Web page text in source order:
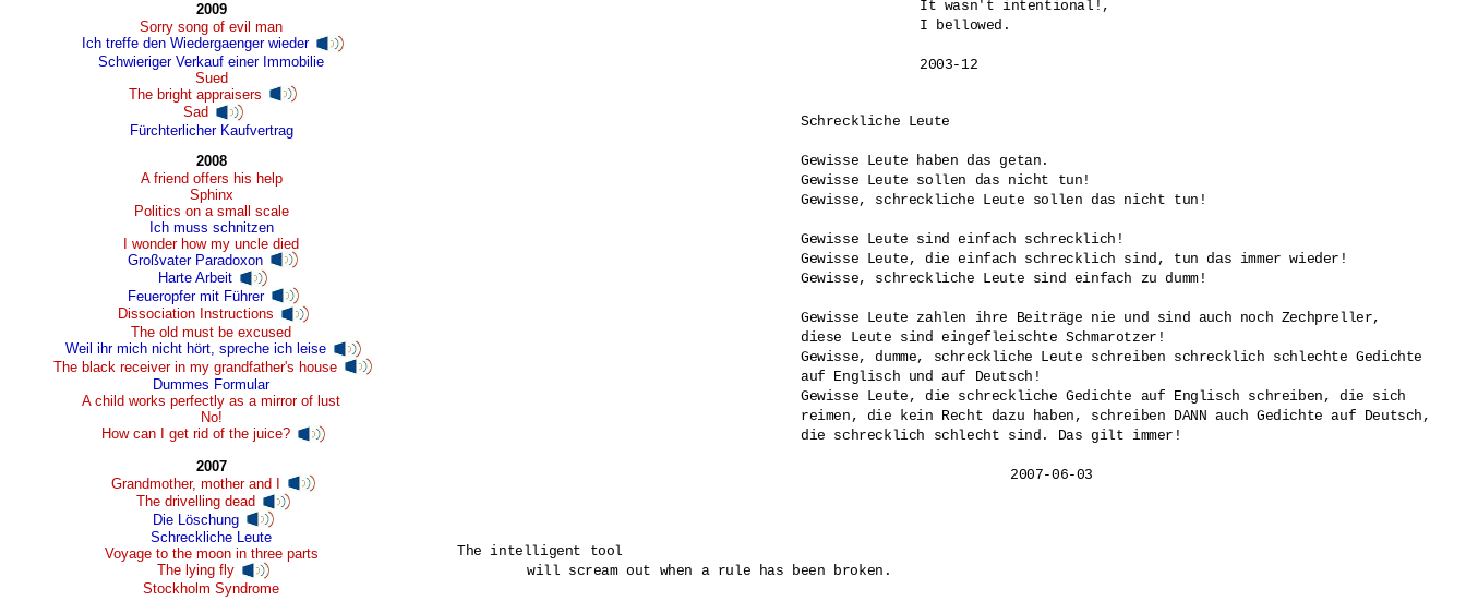
2009
Sorry song of evil man
Ich treffe den Wiedergaenger wieder
Schwieriger Verkauf einer Immobilie
Sued
The bright appraisers
Sad
Fürchterlicher Kaufvertrag
2008
A friend offers his help
Sphinx
Politics on a small scale
Ich muss schnitzen
I wonder how my uncle died
Großvater Paradoxon
Harte Arbeit
Feueropfer mit Führer
Dissociation Instructions
The old must be excused
Weil ihr mich nicht hört, spreche ich leise
The black receiver in my grandfather's house
Dummes Formular
A child works perfectly as a mirror of lust
No!
How can I get rid of the juice?
2007
Grandmother, mother and I
The drivelling dead
Die Löschung
Schreckliche Leute
Voyage to the moon in three parts
The lying fly
Stockholm Syndrome
It wasn't intentional!,
I bellowed.
2003-12
Schreckliche Leute
Gewisse Leute haben das getan.
Gewisse Leute sollen das nicht tun!
Gewisse, schreckliche Leute sollen das nicht tun!
Gewisse Leute sind einfach schrecklich!
Gewisse Leute, die einfach schrecklich sind, tun das immer wieder!
Gewisse, schreckliche Leute sind einfach zu dumm!
Gewisse Leute zahlen ihre Beiträge nie und sind auch noch Zechpreller,
diese Leute sind eingefleischte Schmarotzer!
Gewisse, dumme, schreckliche Leute schreiben schrecklich schlechte Gedichte
auf Englisch und auf Deutsch!
Gewisse Leute, die schreckliche Gedichte auf Englisch schreiben, die sich
reimen, die kein Recht dazu haben, schreiben DANN auch Gedichte auf Deutsch,
die schrecklich schlecht sind. Das gilt immer!
The intelligent tool